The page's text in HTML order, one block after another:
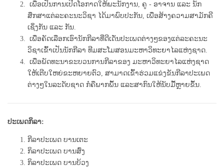
ເພື່ອເປັນການເປີດໂອກາດໃຫ້ພະນັກງານ, ຄູ - ອາຈານ ແລະ ນັກ
ສຶກສາແຕ່ລະຄະນະວິຊາ ໄດ້ມາພົບປະກັນ, ເພື່ອສ້າງຄວາມສາມັກຄີ
ເຊິ່ງກັນ ແລະ ກັນ.
ເພື່ອຄັດເລືອກເອົານັກກີລາທີ່ດີເດັ່ນປະເພດຕ່າງໆຂອງແຕ່ລະຄະນະ
ວິຊາເຂົ້າເປັນນັກກີລາ ທີມສະໂມສອນມະຫາວິທະຍາໄລແຫ່ງຊາດ.
ເພື່ອພັດທະນາຂະບວນການກີລາຂອງ ມະຫາວິທະຍາໄລແຫ່ງຊາດ
ໃຫ້ເຕີບໃຫຍ່ຂະຫຍາຍຕົວ, ສາມາດເຂົ້າຮ່ວມແຂ່ງຂັນກີລາປະເພດ
ຕ່າງໆໃນລະດັບຊາດ ກໍຄືພາກພຶ້ນ ແລະສາກົນໃຫ້ນັບມື້ຫຼາຍຂຶ້ນ.
ປະເພດກິລາ:
ກີລາປະເພດ ບານເຕະ
ກິລາປະເພດ ບານສົ່ງ
ກິລາປະເພດ ບານບ້ວງ